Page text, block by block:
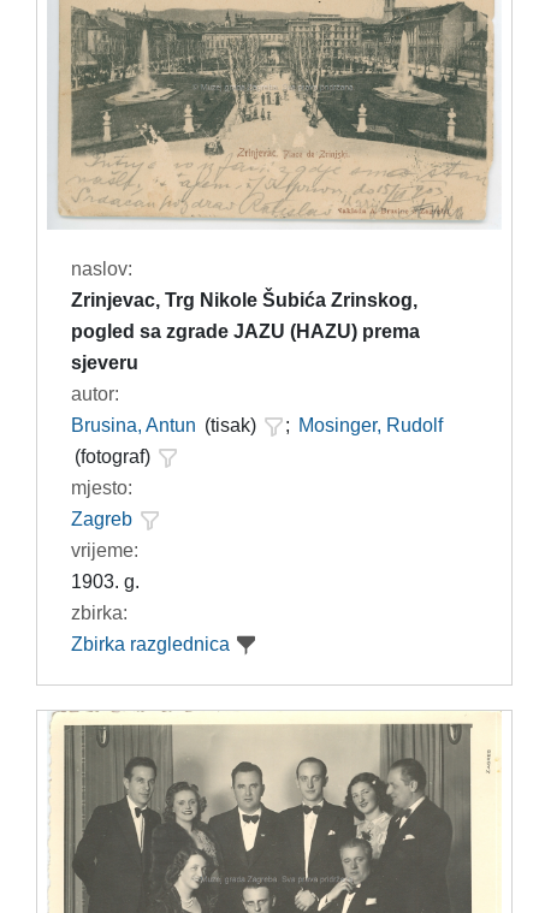
naslov:
Zrinjevac, Trg Nikole Šubića Zrinskog,
pogled sa zgrade JAZU (HAZU) prema
sjeveru
autor:
Brusina, Antun (tisak) ; Mosinger, Rudolf
(fotograf)
mjesto:
Zagreb
vrijeme:
1903. g.
zbirka:
Zbirka razglednica